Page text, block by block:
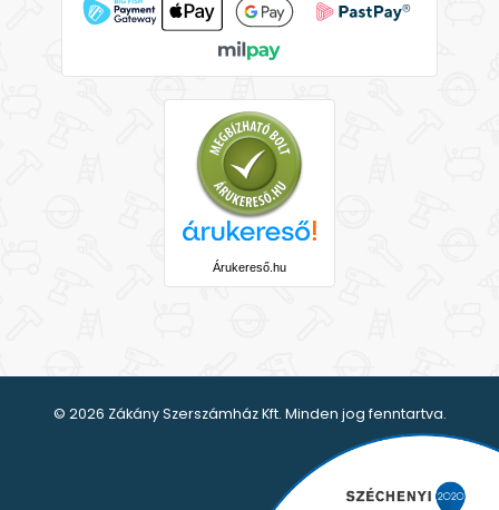
Árukereső.hu
© 2026 Zákány Szerszámház Kft. Minden jog fenntartva.